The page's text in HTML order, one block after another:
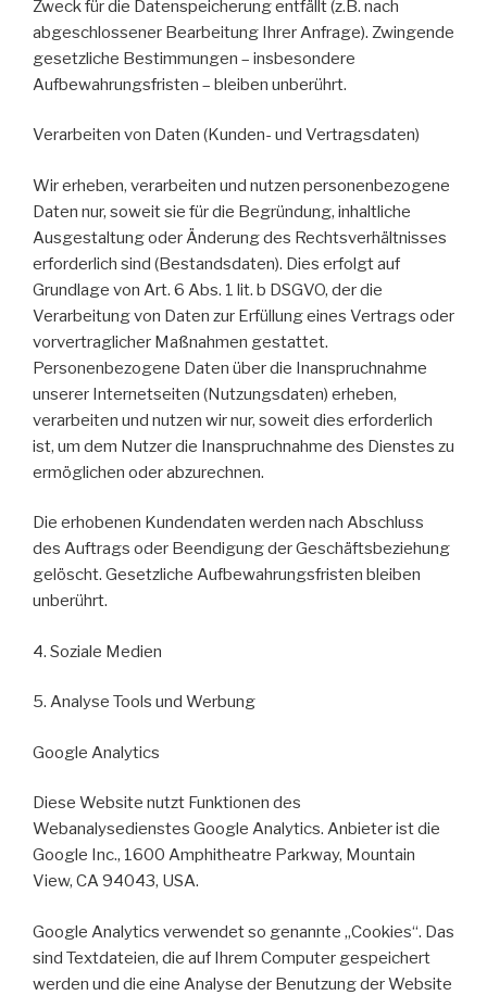
Zweck für die Datenspeicherung entfällt (z.B. nach
abgeschlossener Bearbeitung Ihrer Anfrage). Zwingende
gesetzliche Bestimmungen – insbesondere
Aufbewahrungsfristen – bleiben unberührt.
Verarbeiten von Daten (Kunden- und Vertragsdaten)
Wir erheben, verarbeiten und nutzen personenbezogene
Daten nur, soweit sie für die Begründung, inhaltliche
Ausgestaltung oder Änderung des Rechtsverhältnisses
erforderlich sind (Bestandsdaten). Dies erfolgt auf
Grundlage von Art. 6 Abs. 1 lit. b DSGVO, der die
Verarbeitung von Daten zur Erfüllung eines Vertrags oder
vorvertraglicher Maßnahmen gestattet.
Personenbezogene Daten über die Inanspruchnahme
unserer Internetseiten (Nutzungsdaten) erheben,
verarbeiten und nutzen wir nur, soweit dies erforderlich
ist, um dem Nutzer die Inanspruchnahme des Dienstes zu
ermöglichen oder abzurechnen.
Die erhobenen Kundendaten werden nach Abschluss
des Auftrags oder Beendigung der Geschäftsbeziehung
gelöscht. Gesetzliche Aufbewahrungsfristen bleiben
unberührt.
4. Soziale Medien
5. Analyse Tools und Werbung
Google Analytics
Diese Website nutzt Funktionen des
Webanalysedienstes Google Analytics. Anbieter ist die
Google Inc., 1600 Amphitheatre Parkway, Mountain
View, CA 94043, USA.
Google Analytics verwendet so genannte „Cookies“. Das
sind Textdateien, die auf Ihrem Computer gespeichert
werden und die eine Analyse der Benutzung der Website